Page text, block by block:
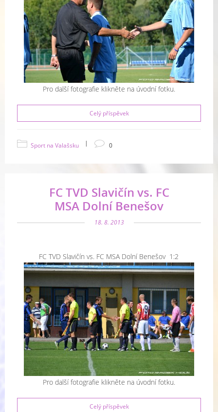
Pro další fotografie klikněte na úvodní fotku.
Celý příspěvek
Sport na Valašsku | 0
FC TVD Slavičín vs. FC
MSA Dolní Benešov
18. 8. 2013
FC TVD Slavičín vs. FC MSA Dolní Benešov 1:2
Pro další fotografie klikněte na úvodní fotku.
Celý příspěvek